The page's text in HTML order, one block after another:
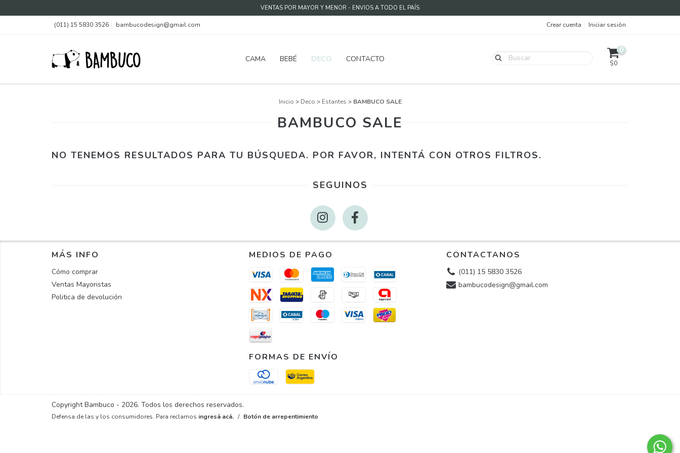
VENTAS POR MAYOR Y MENOR - ENVIOS A TODO EL PAÍS
(011) 15 5830 3526 bambucodesign@gmail.com Crear cuenta Iniciar sesión
CAMA BEBÉ DECO CONTACTO
0
$0
Inicio > Deco > Estantes > BAMBUCO SALE
BAMBUCO SALE
NO TENEMOS RESULTADOS PARA TU BÚSQUEDA. POR FAVOR, INTENTÁ CON OTROS FILTROS.
SEGUINOS
MÁS INFO
Cómo comprar
Ventas Mayoristas
Politica de devolución
MEDIOS DE PAGO
FORMAS DE ENVÍO
CONTACTANOS
(011) 15 5830 3526
bambucodesign@gmail.com
Copyright Bambuco - 2026. Todos los derechos reservados.
Defensa de las y los consumidores. Para reclamos ingresá acá. / Botón de arrepentimiento